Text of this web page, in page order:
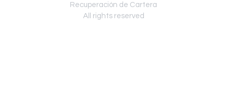
Recuperación de Cartera
All rights reserved